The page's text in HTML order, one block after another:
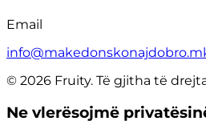
Email
© 2026 Fruity. Të gjitha të
Ne vlerësojmë